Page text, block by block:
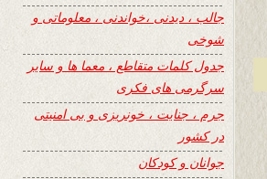
جالب ، دیدنی ،خواندنی ، معلوماتی و
شوخی
جدول کلمات متقاطع ، معما ها و سایر
سرگرمی های فکری
جرم ، جنایت ، خونریزی و بی امنیتی
در کشور
جوانان و کودکان